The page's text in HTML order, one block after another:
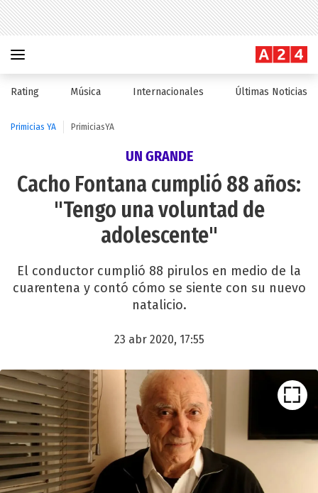
Rating Música Internacionales Últimas Noticias
Primicias YA PrimiciasYA
UN GRANDE
Cacho Fontana cumplió 88 años:
"Tengo una voluntad de
adolescente"
El conductor cumplió 88 pirulos en medio de la
cuarentena y contó cómo se siente con su nuevo
natalicio.
23 abr 2020, 17:55